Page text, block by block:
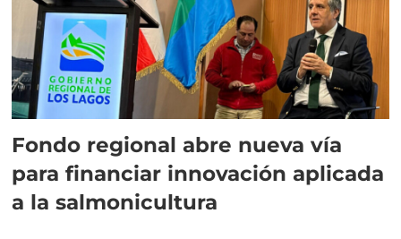
Fondo regional abre nueva vía
para financiar innovación aplicada
a la salmonicultura